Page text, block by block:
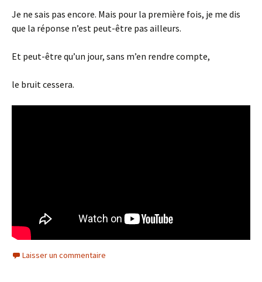
Je ne sais pas encore. Mais pour la première fois, je me dis
que la réponse n’est peut-être pas ailleurs.
Et peut-être qu’un jour, sans m’en rendre compte,
le bruit cessera.
Laisser un commentaire